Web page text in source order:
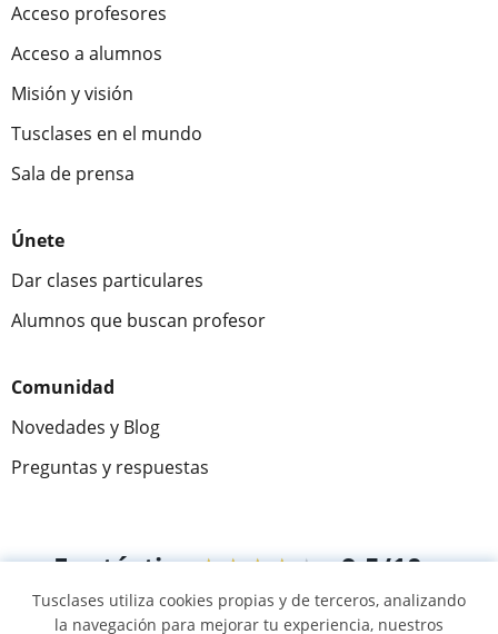
Acceso profesores
Acceso a alumnos
Misión y visión
Tusclases en el mundo
Sala de prensa
Únete
Dar clases particulares
Alumnos que buscan profesor
Comunidad
Novedades y Blog
Preguntas y respuestas
Fantástica★★★★★ 9,5/10
305883 opiniones de alumnos
Tusclases utiliza cookies propias y de terceros, analizando
la navegación para mejorar tu experiencia, nuestros